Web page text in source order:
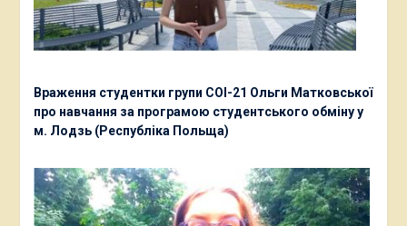
Враження студентки групи СОІ-21 Ольги Матковської
про навчання за програмою студентського обміну у
м. Лодзь (Республіка Польща)